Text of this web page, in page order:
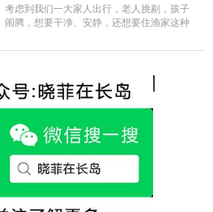
的新鲜呢，另外值得一提的是，他家的海菜
包子非常好吃。 其实长岛可选的酒店、民宿
各不相同，可以根据自己的喜好选择。非常
热情，能根据我提出的需求来安排房间，这
点很好。
考虑到我们一大家人出行，老人挑剔，孩子
闹腾，想要干净、安静，还想要住渔家这种
选择津岸民宿，实际体验客房很干净，饭菜
很好，每顿饭也不重样的，海鲜确实是非常
的新鲜呢，另外值得一提的是，他家的海菜
包子非常好吃。 其实长岛可选的酒店、民宿
各不相同，可以根据自己的喜好选择。非常
推荐津岸民宿，关键是老板娘晓菲很细心、
热情，能根据我提出的需求来安排房间，这
点很好。